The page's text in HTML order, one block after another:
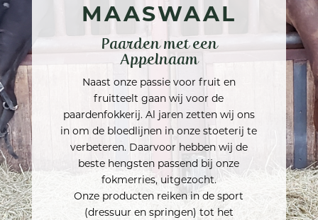
MAASWAAL
Paarden met een
Appelnaam
Naast onze passie voor fruit en
fruitteelt gaan wij voor de
paardenfokkerij. Al jaren zetten wij ons
in om de bloedlijnen in onze stoeterij te
verbeteren. Daarvoor hebben wij de
beste hengsten passend bij onze
fokmerries, uitgezocht.
Onze producten reiken in de sport
(dressuur en springen) tot het